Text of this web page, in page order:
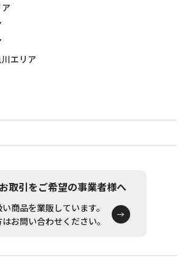
エリア
取引をご希望の事業者様へ
商品を業販しています。
お問い合わせください。